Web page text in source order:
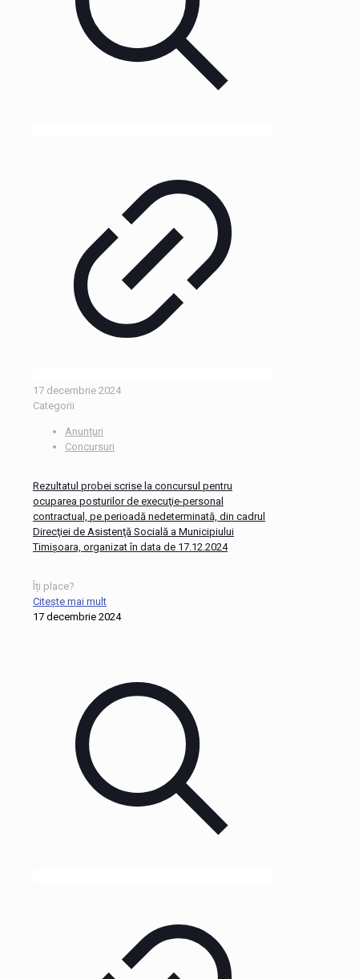
17 decembrie 2024
Categorii
Anunțuri
Concursuri
Rezultatul probei scrise la concursul pentru
ocuparea posturilor de execuţie-personal
contractual, pe perioadă nedeterminată, din cadrul
Direcţiei de Asistenţă Socială a Municipiului
Timişoara, organizat în data de 17.12.2024
Îți place?
Citește mai mult
17 decembrie 2024